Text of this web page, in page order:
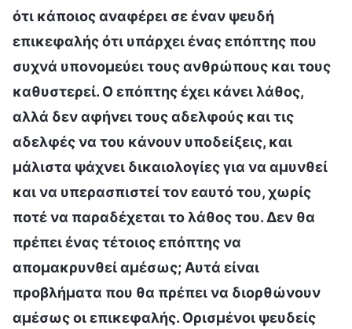
ότι κάποιος αναφέρει σε έναν ψευδή
επικεφαλής ότι υπάρχει ένας επόπτης που
συχνά υπονομεύει τους ανθρώπους και τους
καθυστερεί. Ο επόπτης έχει κάνει λάθος,
αλλά δεν αφήνει τους αδελφούς και τις
αδελφές να του κάνουν υποδείξεις, και
μάλιστα ψάχνει δικαιολογίες για να αμυνθεί
και να υπερασπιστεί τον εαυτό του, χωρίς
ποτέ να παραδέχεται το λάθος του. Δεν θα
πρέπει ένας τέτοιος επόπτης να
απομακρυνθεί αμέσως; Αυτά είναι
προβλήματα που θα πρέπει να διορθώνουν
αμέσως οι επικεφαλής. Ορισμένοι ψευδείς